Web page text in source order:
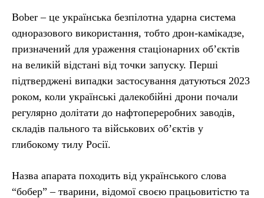
Bober – це українська безпілотна ударна система
одноразового використання, тобто дрон-камікадзе,
призначений для ураження стаціонарних об’єктів
на великій відстані від точки запуску. Перші
підтверджені випадки застосування датуються 2023
роком, коли українські далекобійні дрони почали
регулярно долітати до нафтопереробних заводів,
складів пального та військових об’єктів у
глибокому тилу Росії.
Назва апарата походить від українського слова
“бобер” – тварини, відомої своєю працьовитістю та